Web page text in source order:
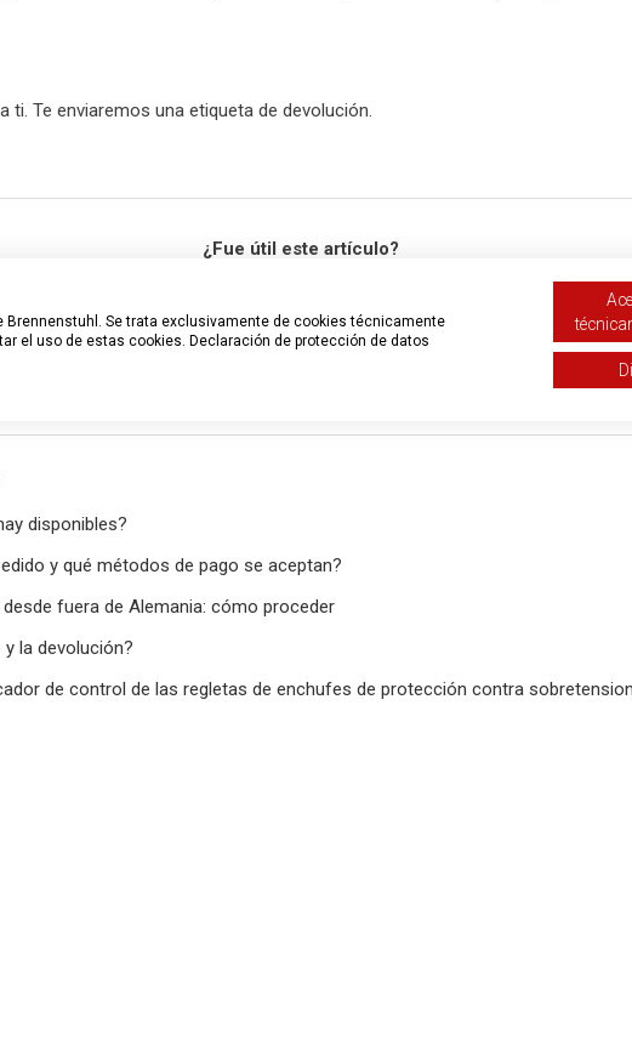
ti. Te enviaremos una etiqueta de devolución.
¿Fue útil este artículo?
Usuarios a los que les pareció útil: 2 de 5
disponibles?
y qué métodos de pago se aceptan?
fuera de Alemania: cómo proceder
la devolución?
de control de las regletas de enchufes de protección contra
Se trata exclusivamente de cookies técnicamente
el uso de estas cookies.Declaración de protección de datos